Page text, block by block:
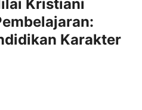
Kristiani
Karakter